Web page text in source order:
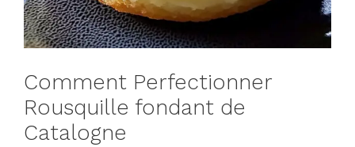
Comment Perfectionner
Rousquille fondant de
Catalogne